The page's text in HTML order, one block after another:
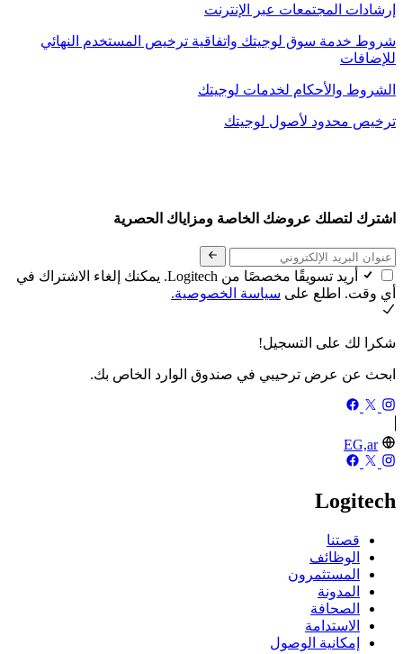
إرشادات المجتمعات عبر الإنترنت
شروط خدمة سوق لوجيتك واتفاقية ترخيص المستخدم النهائي
للإضافات
الشروط والأحكام لخدمات لوجيتك
ترخيص محدود لأصول لوجيتك
اشترك لتصلك عروضك الخاصة ومزاياك الحصرية
أريد تسويقًا مخصصًا من Logitech. يمكنك إلغاء الاشتراك في
أي وقت. اطلع على سياسة الخصوصية.
شكرا لك على التسجيل!
ابحث عن عرض ترحيبي في صندوق الوارد الخاص بك.
EG,ar
Logitech
قصتنا
الوظائف
المستثمرون
المدونة
الصحافة
الاستدامة
إمكانية الوصول